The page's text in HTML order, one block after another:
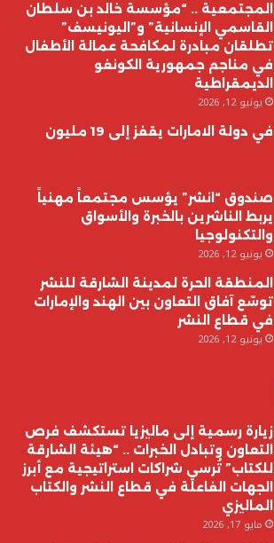
المجتمعية .. “مؤسسة خالد بن سلطان
القاسمي الإنسانية” و”اليونيسف”
تطلقان مبادرة لمكافحة عمالة الأطفال
في مناجم جمهورية الكونغو
الديمقراطية
يونيو 12, 2026
إنفاق “بيت الخير” في دولة الامارات يقفز إلى 19 مليون
صندوق “انشر” يؤسس مجتمعاً مهنياً
يربط الناشرين بالخبرة والأسواق
والتكنولوجيا
يونيو 12, 2026
المنطقة الحرة لمدينة الشارقة للنشر
توسّع آفاق التعاون بين الهند والإمارات
في قطاع النشر
يونيو 12, 2026
زيارة رسمية إلى ماليزيا تستكشف فرص
التعاون وتبادل الخبرات .. “هيئة الشارقة
للكتاب” تُرسي شراكات استراتيجية مع أبرز
الجهات الفاعلة في قطاع النشر والكتاب
الماليزي
مايو 17, 2026